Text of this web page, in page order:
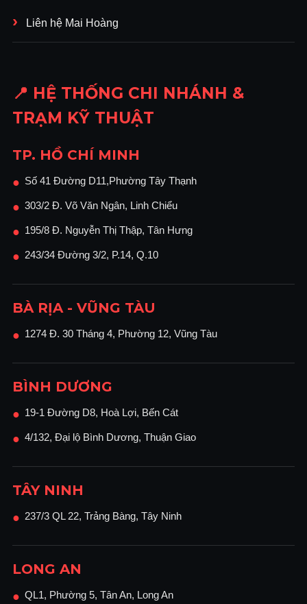
Liên hệ Mai Hoàng
📍 HỆ THỐNG CHI NHÁNH &
TRẠM KỸ THUẬT
TP. HỒ CHÍ MINH
● Số 41 Đường D11,Phường Tây Thạnh
● 303/2 Đ. Võ Văn Ngân, Linh Chiểu
● 195/8 Đ. Nguyễn Thị Thập, Tân Hưng
● 243/34 Đường 3/2, P.14, Q.10
BÀ RỊA - VŨNG TÀU
● 1274 Đ. 30 Tháng 4, Phường 12, Vũng Tàu
BÌNH DƯƠNG
● 19-1 Đường D8, Hoà Lợi, Bến Cát
● 4/132, Đại lộ Bình Dương, Thuận Giao
TÂY NINH
● 237/3 QL 22, Trảng Bàng, Tây Ninh
LONG AN
● QL1, Phường 5, Tân An, Long An